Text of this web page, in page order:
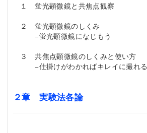
１ 蛍光顕微鏡と共焦点観察
２ 蛍光顕微鏡のしくみ
−蛍光顕微鏡になじもう
３ 共焦点顕微鏡のしくみと使い方
−仕掛けがわかればキレイに撮れる
２章 実験法各論